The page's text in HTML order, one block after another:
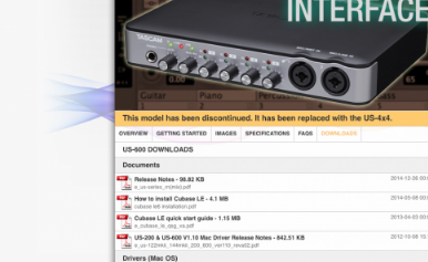
M
A
C
O
S
X
E
L